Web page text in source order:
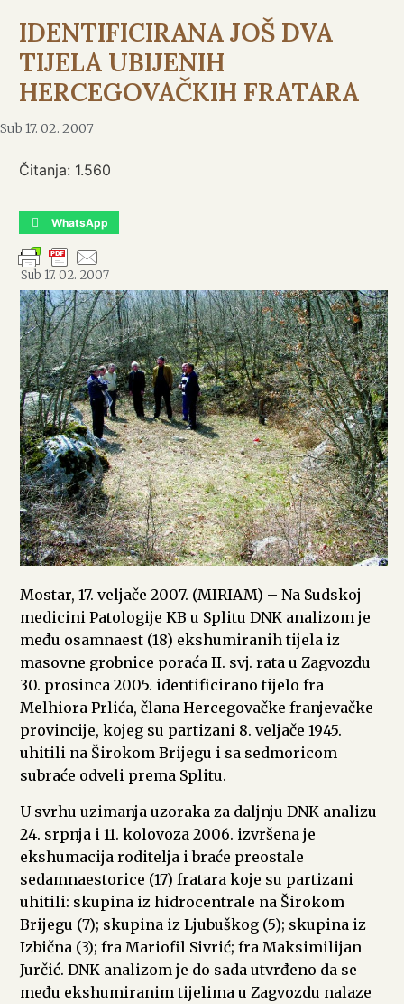
IDENTIFICIRANA JOŠ DVA
TIJELA UBIJENIH
HERCEGOVAČKIH FRATARA
Sub 17. 02. 2007
Čitanja: 1.560
WhatsApp
Sub 17. 02. 2007
Mostar, 17. veljače 2007. (MIRIAM) – Na Sudskoj
medicini Patologije KB u Splitu DNK analizom je
među osamnaest (18) ekshumiranih tijela iz
masovne grobnice poraća II. svj. rata u Zagvozdu
30. prosinca 2005. identificirano tijelo fra
Melhiora Prlića, člana Hercegovačke franjevačke
provincije, kojeg su partizani 8. veljače 1945.
uhitili na Širokom Brijegu i sa sedmoricom
subraće odveli prema Splitu.
U svrhu uzimanja uzoraka za daljnju DNK analizu
24. srpnja i 11. kolovoza 2006. izvršena je
ekshumacija roditelja i braće preostale
sedamnaestorice (17) fratara koje su partizani
uhitili: skupina iz hidrocentrale na Širokom
Brijegu (7); skupina iz Ljubuškog (5); skupina iz
Izbična (3); fra Mariofil Sivrić; fra Maksimilijan
Jurčić. DNK analizom je do sada utvrđeno da se
među ekshumiranim tijelima u Zagvozdu nalaze